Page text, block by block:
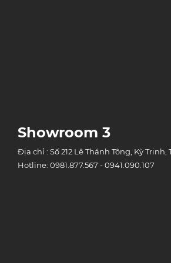
Showroom 3
Địa chỉ : Số 212 Lê Thánh Tông, Kỳ Trinh,
Hotline: 0981.877.567 - 0941.090.107